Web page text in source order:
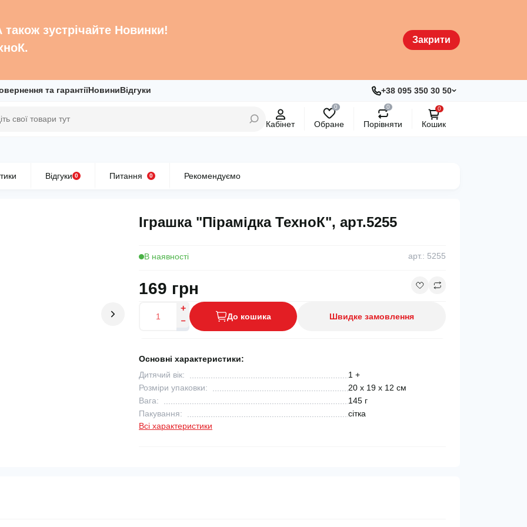
також зустрічайте Новинки!
Закрити
та гарантіїНовини Відгуки +38 095 350 30 50
Кабінет
0
Обране
0
Порівняти
0
Кошик
Відгуки 0 Питання 0 Рекомендуємо
Іграшка "Пірамідка ТехноК", арт.5255
В наявності арт.: 5255
169 грн
До кошика Швидке замовлення
Основні характеристики:
Дитячий вік:
1 +
Розміри упаковки:
20 х 19 х 12 см
Вага:
145 г
Пакування:
сітка
Всі характеристики